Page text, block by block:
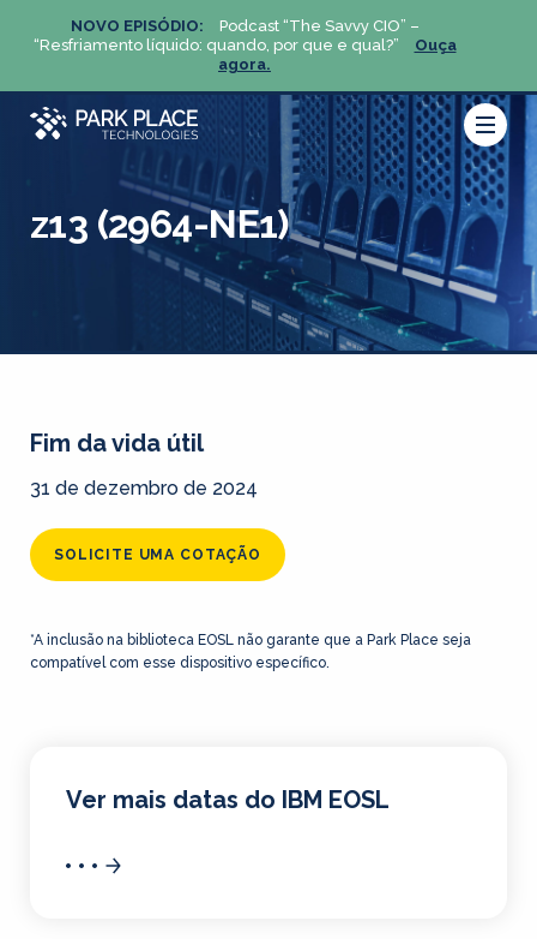
NOVO EPISÓDIO:
Podcast “The Savvy CIO” –
“Resfriamento líquido: quando, por que e qual?”
Ouça
agora.
z13 (2964-NE1)
Fim da vida útil
31 de dezembro de 2024
SOLICITE UMA COTAÇÃO
*A inclusão na biblioteca EOSL não garante que a Park Place seja
compatível com esse dispositivo específico.
Ver mais datas do IBM EOSL